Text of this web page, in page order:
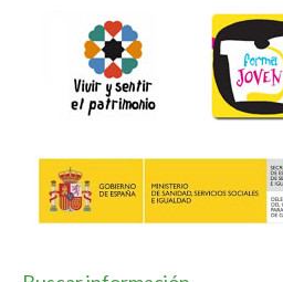
Planes y Proyectos
Coeducación
Escuela Espacio de Paz
Forma Joven
TIC